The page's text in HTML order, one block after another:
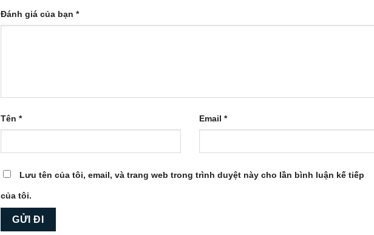
Đánh giá của bạn *
Tên * Email*
Lưu tên của tôi, email, và trang web trong trình duyệt này cho lần bình luận kế tiếp
của tôi.